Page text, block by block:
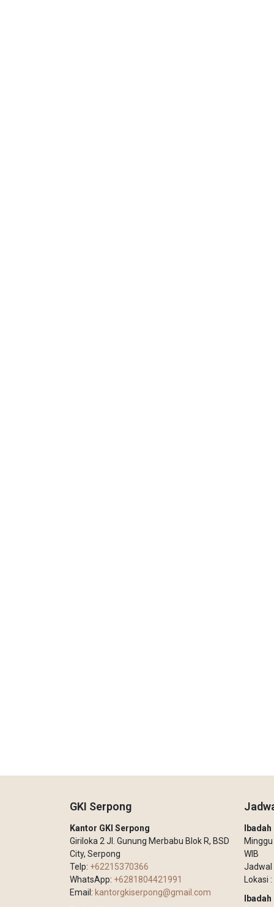
GKI Serpong
Kantor GKI Serpong
Giriloka 2 Jl. Gunung Merbabu Blok R, BSD
City, Serpong
Telp: +62215370366
WhatsApp: +6281804421991
Email: kantorgkiserpong@gmail.com
WIB
Jadwal
Lokasi :